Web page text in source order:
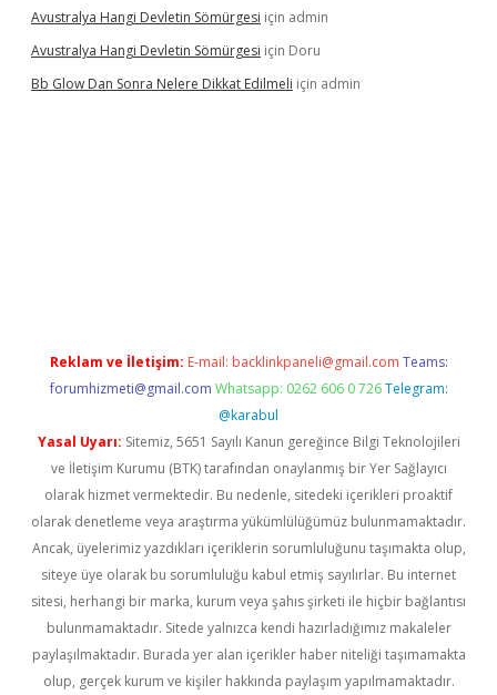
Avustralya Hangi Devletin Sömürgesi için admin
Avustralya Hangi Devletin Sömürgesi için Doru
Bb Glow Dan Sonra Nelere Dikkat Edilmeli için admin
Reklam ve İletişim: E-mail: backlinkpaneli@gmail.com Teams:
forumhizmeti@gmail.com Whatsapp: 0262 606 0 726 Telegram:
@karabul
Yasal Uyarı: Sitemiz, 5651 Sayılı Kanun gereğince Bilgi Teknolojileri
ve İletişim Kurumu (BTK) tarafından onaylanmış bir Yer Sağlayıcı
olarak hizmet vermektedir. Bu nedenle, sitedeki içerikleri proaktif
olarak denetleme veya araştırma yükümlülüğümüz bulunmamaktadır.
Ancak, üyelerimiz yazdıkları içeriklerin sorumluluğunu taşımakta olup,
siteye üye olarak bu sorumluluğu kabul etmiş sayılırlar. Bu internet
sitesi, herhangi bir marka, kurum veya şahıs şirketi ile hiçbir bağlantısı
bulunmamaktadır. Sitede yalnızca kendi hazırladığımız makaleler
paylaşılmaktadır. Burada yer alan içerikler haber niteliği taşımamakta
olup, gerçek kurum ve kişiler hakkında paylaşım yapılmamaktadır.